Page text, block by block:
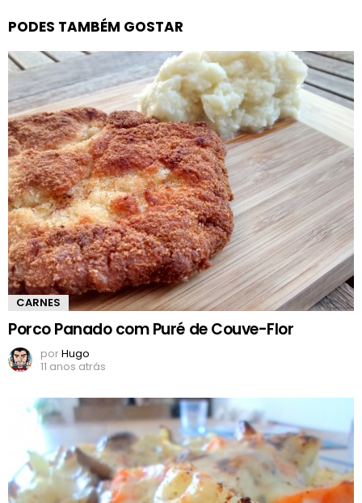
PODES TAMBÉM GOSTAR
CARNES
Porco Panado com Puré de Couve-Flor
porHugo
11 anos atrás